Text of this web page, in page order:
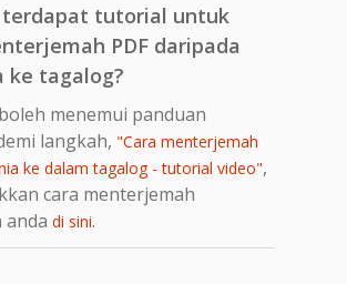
terdapat tutorial untuk
PDF daripada
ke tagalog?
menemui panduan
langkah, "Cara menterjemah
ke dalam tagalog - tutorial video",
cara menterjemah
anda di sini.